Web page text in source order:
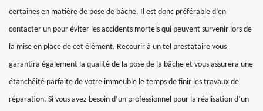
certaines en matière de pose de bâche. Il est donc préférable d’en
contacter un pour éviter les accidents mortels qui peuvent survenir lors de
la mise en place de cet élément. Recourir à un tel prestataire vous
garantira également la qualité de la pose de la bâche et vous assurera une
étanchéité parfaite de votre immeuble le temps de finir les travaux de
réparation. Si vous avez besoin d’un professionnel pour la réalisation d’un